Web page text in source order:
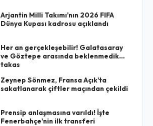
Arjantin Milli Takımı'nın 2026 FIFA
Dünya Kupası kadrosu açıklandı
Her an gerçekleşebilir! Galatasaray
ve Göztepe arasında beklenmedik
takas
Zeynep Sönmez, Fransa Açık'ta
sakatlanarak çiftler maçından çekildi
Prensip anlaşmasına varıldı! İşte
Fenerbahçe'nin ilk transferi